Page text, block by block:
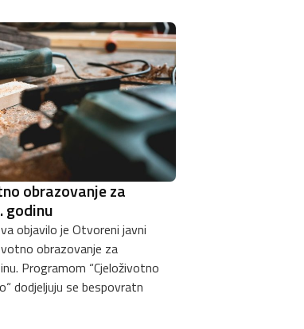
obrazovanje za
godinu
objavilo je Otvoreni javni
obrazovanje za
Programom “Cjeloživotno
dodjeljuju se bespovratn